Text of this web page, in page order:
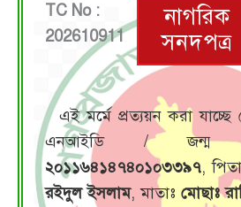
TC No :
202610911
নাগরিক
সনদপত্র
এই মর্মে প্রত্যয়ন করা
এনআইডি / জন্ম
২০১১৬৪১৪৭৪০১০৩৩৯৭,
রইদুল ইসলাম, মাতাঃ মোছাঃ